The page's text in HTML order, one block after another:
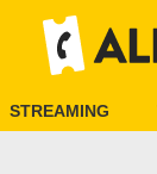
STREAMING